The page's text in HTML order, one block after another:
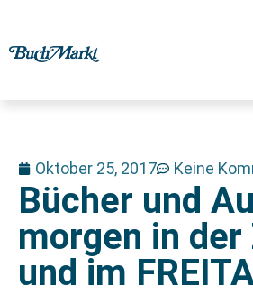
Oktober 25, 2017 Keine
Bücher und
morgen in der
und im